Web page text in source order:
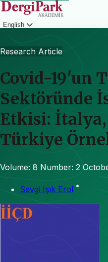
English
Research Article
Covid-19'un
Sektöründe
Etkisi:
Türkiye
Volume: 8 Number: 2
Sevgi Işık Erol *